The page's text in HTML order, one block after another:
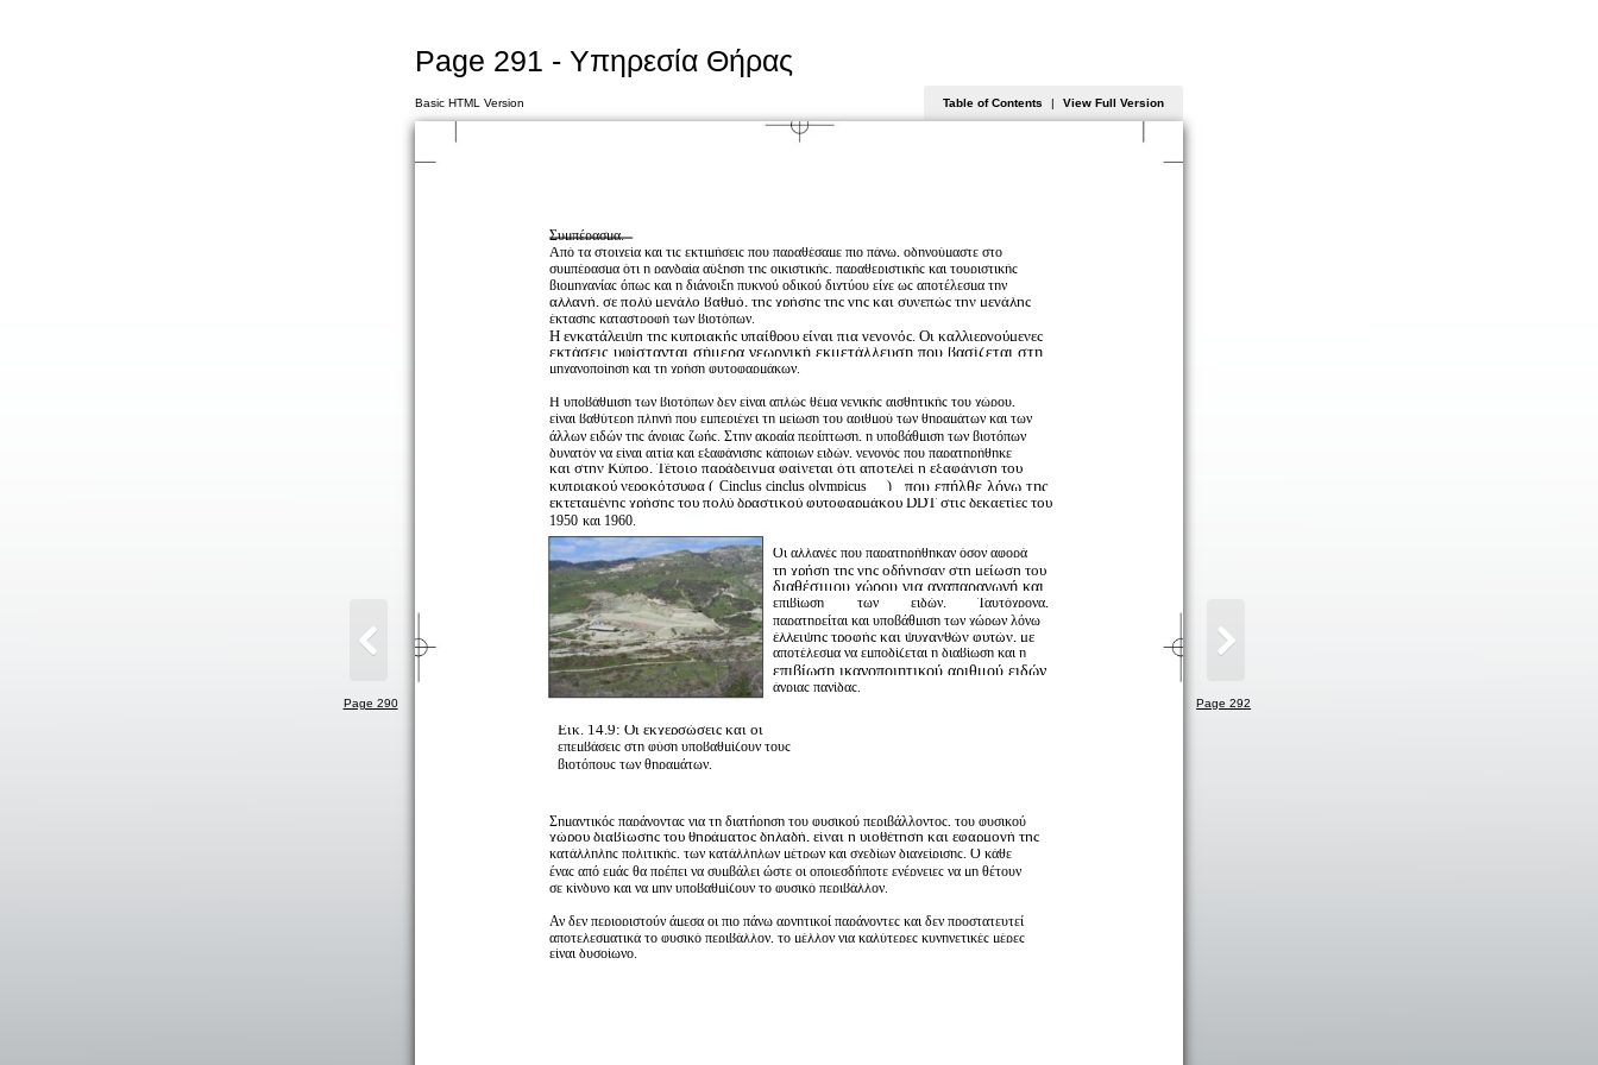
Page 291 - Υπηρεσία Θήρας
Basic HTML Version Table of Contents | View Full Version
Συμπέρασμα.
Από τα στοιχεία και τις εκτιμήσεις που παραθέσαμε πιο πάνω, οδηγούμαστε στο
συμπέρασμα ότι η ραγδαία αύξηση της οικιστικής, παραθεριστικής και τουριστικής
βιομηχανίας όπως και η διάνοιξη πυκνού οδικού διχτύου είχε ως αποτέλεσμα την
αλλαγή, σε πολύ μεγάλο βαθμό, της χρήσης της γης και συνεπώς την μεγάλης
έκτασης καταστροφή των βιοτόπων.
Η εγκατάλειψη της κυπριακής υπαίθρου είναι πια γεγονός. Οι καλλιεργούμενες
εκτάσεις υφίστανται σήμερα γεωργική εκμετάλλευση που βασίζεται στη
μηχανοποίηση και τη χρήση φυτοφαρμάκων.
Η υποβάθμιση των βιοτόπων δεν είναι απλώς θέμα γενικής αισθητικής του χώρου,
είναι βαθύτερη πληγή που εμπεριέχει τη μείωση του αριθμού των θηραμάτων και των
άλλων ειδών της άγριας ζωής. Στην ακραία περίπτωση, η υποβάθμιση των βιοτόπων
δυνατόν να είναι αιτία και εξαφάνισης κάποιων ειδών, γεγονός που παρατηρήθηκε
και στην Κύπρο. Τέτοιο παράδειγμα φαίνεται ότι αποτελεί η εξαφάνιση του
κυπριακού νεροκότσυφα ( Cinclus cinclus olympicus ) που επήλθε λόγω της
εκτεταμένης χρήσης του πολύ δραστικού φυτοφαρμάκου DDT στις δεκαετίες του
1950 και 1960.
Οι αλλαγές που παρατηρήθηκαν όσον αφορά
τη χρήση της γης οδήγησαν στη μείωση του
διαθέσιμου χώρου για αναπαραγωγή και
επιβίωση των ειδών.
Ταυτόχρονα,
παρατηρείται και υποβάθμιση των χώρων λόγω
έλλειψης τροφής και ψυχανθών φυτών, με
αποτέλεσμα να εμποδίζεται η διαβίωση και η
επιβίωση ικανοποιητικού αριθμού ειδών
άγριας πανίδας.
Σημαντικός παράγοντας για τη διατήρηση του φυσικού περιβάλλοντος, του φυσικού
χώρου διαβίωσης του θηράματος δηλαδή, είναι η υιοθέτηση και εφαρμογή της
κατάλληλης πολιτικής, των κατάλληλων μέτρων και σχεδίων διαχείρισης. Ο κάθε
ένας από εμάς θα πρέπει να συμβάλει ώστε οι οποιεσδήποτε ενέργειες να μη θέτουν
σε κίνδυνο και να μην υποβαθμίζουν το φυσικό περιβάλλον.
Αν δεν περιοριστούν άμεσα οι πιο πάνω αρνητικοί παράγοντες και δεν προστατευτεί
αποτελεσματικά το φυσικό περιβάλλον, το μέλλον για καλύτερες κυνηγετικές μέρες
είναι δυσοίωνο.
Εικ. 14.9: Οι εκχερσώσεις και οι
επεμβάσεις στη φύση υποβαθμίζουν τους
βιοτόπους των θηραμάτων.
Page 292
Page 290